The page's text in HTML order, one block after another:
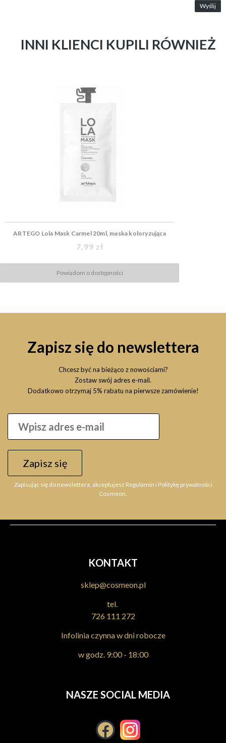
Wyślij
INNI KLIENCI KUPILI RÓWNIEŻ
ARTEGO Lola Mask Carmel 20ml, maska koloryzująca
7,99 zł
Powiadom o dostępności
Zapisz się do newslettera
Chcesz być na bieżąco z nowościami?
Zostaw swój adres e-mail.
Dodatkowo otrzymaj 5% rabatu na pierwsze zamówienie!
Zapisz się
Zapisując się do newslettera, akceptujesz Regulamin i Politykę prywatności
Cosmeon.
KONTAKT
sklep@cosmeon.pl
tel.
726 111 272
Infolinia czynna w dni robocze
w godz. 9:00 - 18:00
NASZE SOCIAL MEDIA